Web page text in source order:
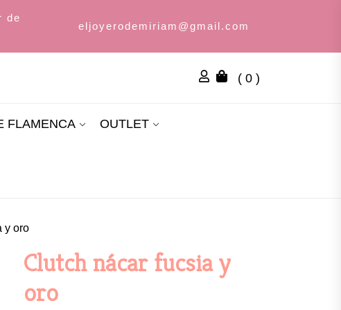
de
eljoyerodemiriam@gmail.com
( 0 )
FLAMENCA OUTLET
y oro
Clutch nácar fucsia y
oro